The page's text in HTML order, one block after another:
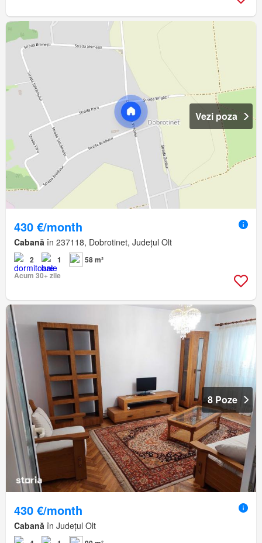
Vezi poza
430 €/month
Cabană în 237118, Dobrotinet, Județul Olt
2 1
58 m²
Acum 30+ zile
8 Poze
430 €/month
Cabană în Județul Olt